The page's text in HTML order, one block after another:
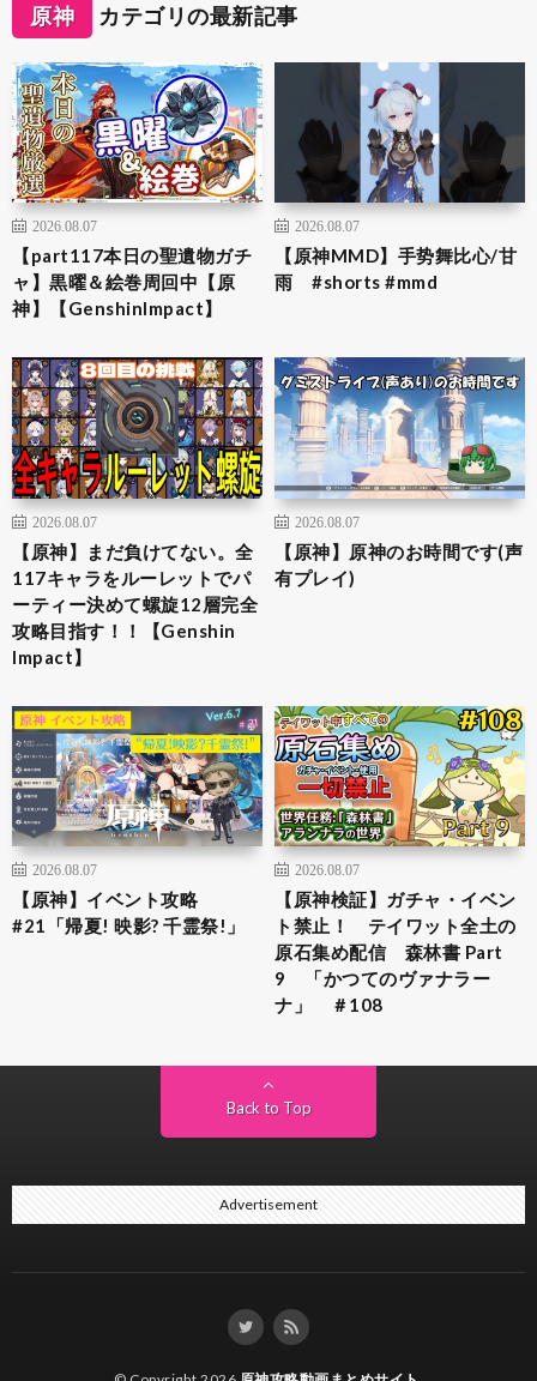
原神 カテゴリの最新記事
2026.08.07
【part117本日の聖遺物ガチ
ャ】黒曜＆絵巻周回中【原
神】【GenshinImpact】
2026.08.07
【原神MMD】手势舞比心/甘
雨 #shorts #mmd
2026.08.07
【原神】まだ負けてない。全
117キャラをルーレットでパ
ーティー決めて螺旋12層完全
攻略目指す！！【Genshin
Impact】
2026.08.07
【原神】原神のお時間です(声
有プレイ)
2026.08.07
【原神】イベント攻略
#21「帰夏! 映影? 千霊祭!」
2026.08.07
【原神検証】ガチャ・イベン
ト禁止！ テイワット全土の
原石集め配信 森林書 Part
9 「かつてのヴァナラー
ナ」 ＃108
Back to Top
Advertisement